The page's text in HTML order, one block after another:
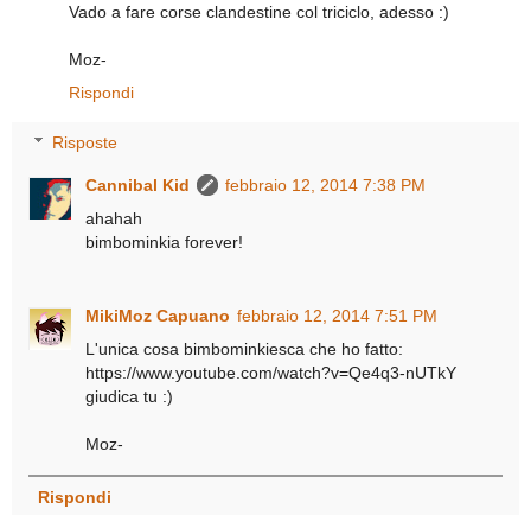
Vado a fare corse clandestine col triciclo, adesso :)
Moz-
Rispondi
Risposte
Cannibal Kid
febbraio 12, 2014 7:38 PM
ahahah
bimbominkia forever!
MikiMoz Capuano febbraio 12, 2014 7:51 PM
L'unica cosa bimbominkiesca che ho fatto:
https://www.youtube.com/watch?v=Qe4q3-nUTkY
giudica tu :)
Moz-
Rispondi